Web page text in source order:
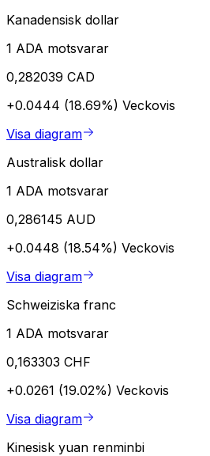
Kanadensisk dollar
1 ADA motsvarar
0,282039 CAD
+0.0444 (18.69%) Veckovis
Visa diagram
Australisk dollar
1 ADA motsvarar
0,286145 AUD
+0.0448 (18.54%) Veckovis
Visa diagram
Schweiziska franc
1 ADA motsvarar
0,163303 CHF
+0.0261 (19.02%) Veckovis
Visa diagram
Kinesisk yuan renminbi